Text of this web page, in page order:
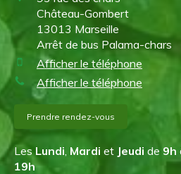
Château-Gombert
13013 Marseille
Arrêt de bus Palama-chars
Afficher le téléphone
Afficher le téléphone
Prendre rendez-vous
Les Lundi Mardi et Jeudi de 9h
19h